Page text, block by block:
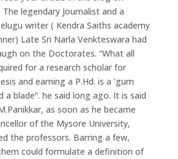
The legendary Journalist and a
writer ( Kendra Saiths academy
Late Sri Narla Venkteswara had
on the Doctorates. “What all
for a research scholar for
and earning a P.Hd. is a 'gum
a blade”. he said long ago. It is said
as soon as he became
of the Mysore University,
the professors. Barring a few,
could formulate a definition of